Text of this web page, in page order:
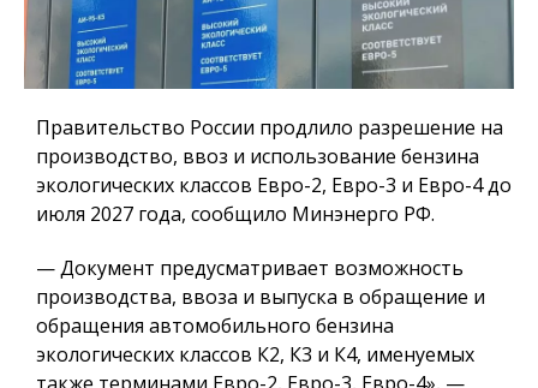
Правительство России продлило разрешение на
производство, ввоз и использование бензина
экологических классов Евро-2, Евро-3 и Евро-4 до
июля 2027 года, сообщило Минэнерго РФ.
— Документ предусматривает возможность
производства, ввоза и выпуска в обращение и
обращения автомобильного бензина
экологических классов К2, К3 и К4, именуемых